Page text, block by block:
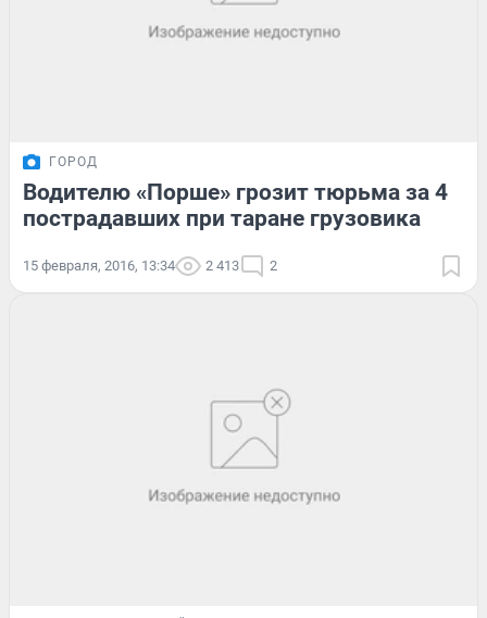
ГОРОД
Водителю «Порше» грозит тюрьма за 4
пострадавших при таране грузовика
15 февраля, 2016, 13:34 2 413 2